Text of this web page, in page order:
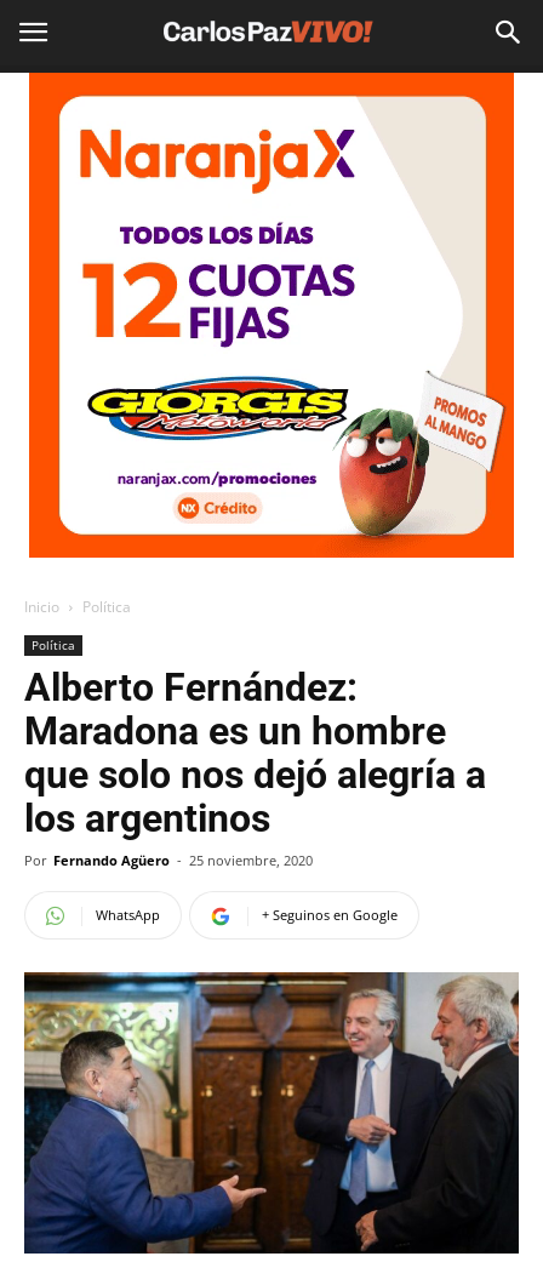
Inicio Política
Política
Alberto Fernández:
Maradona es un hombre
que solo nos dejó alegría a
los argentinos
Por Fernando Agüero - 25 noviembre, 2020
WhatsApp + Seguinos en Google